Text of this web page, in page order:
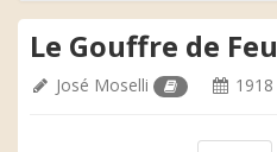
Le Gouffre de Feu
José Moselli 1918